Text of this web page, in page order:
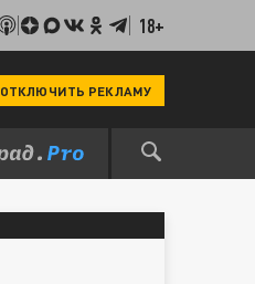
18+
ОТКЛЮЧИТЬ РЕКЛАМУ